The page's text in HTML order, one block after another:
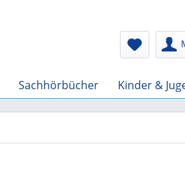
Sachhörbücher Kinder &